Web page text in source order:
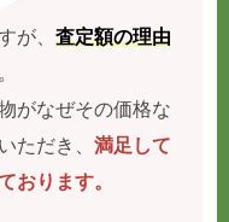
が、査定額の理由
がなぜその価格な
ただき、満足して
おります。